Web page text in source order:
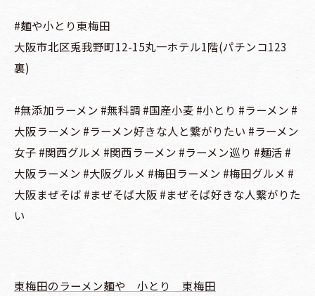
#麺や小とり東梅田
大阪市北区兎我野町12-15丸一ホテル1階(パチンコ123
裏)
#無添加ラーメン #無科調 #国産小麦 #小とり #ラーメン #
大阪ラーメン #ラーメン好きな人と繋がりたい #ラーメン
女子 #関西グルメ #関西ラーメン #ラーメン巡り #麺活 #
大阪ラーメン #大阪グルメ #梅田ラーメン #梅田グルメ #
大阪まぜそば #まぜそば大阪 #まぜそば好きな人繋がりた
い
東梅田のラーメン麺や 小とり 東梅田